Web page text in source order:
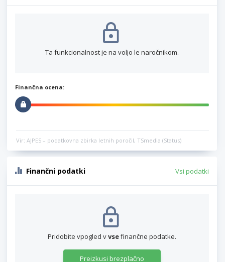
Ta funkcionalnost je na voljo le naročnikom.
Finančna ocena:
Vir: AJPES – podatkovna zbirka letnih poročil, TSmedia (Status)
Finančni podatki Vsi podatki
Pridobite vpogled vvsefinančne podatke.
Preizkusi brezplačno